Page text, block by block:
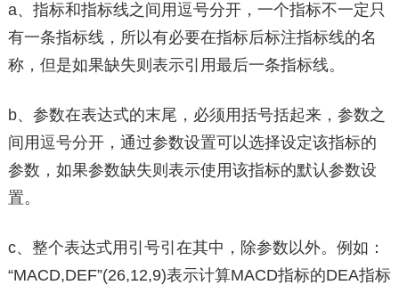
a、指标和指标线之间用逗号分开，一个指标不一定只
有一条指标线，所以有必要在指标后标注指标线的名
称，但是如果缺失则表示引用最后一条指标线。
b、参数在表达式的末尾，必须用括号括起来，参数之
间用逗号分开，通过参数设置可以选择设定该指标的
参数，如果参数缺失则表示使用该指标的默认参数设
置。
c、整个表达式用引号引在其中，除参数以外。例如：
“MACD,DEF”(26,12,9)表示计算MACD指标的DEA指标